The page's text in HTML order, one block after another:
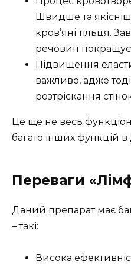
Швидше та
кров’яні тільця.
речовин
Підвищення
важливо, адже
розтріскання
Це ще не весь
багато інших функцій
Переваги
Даний препарат має
– такі:
Висока